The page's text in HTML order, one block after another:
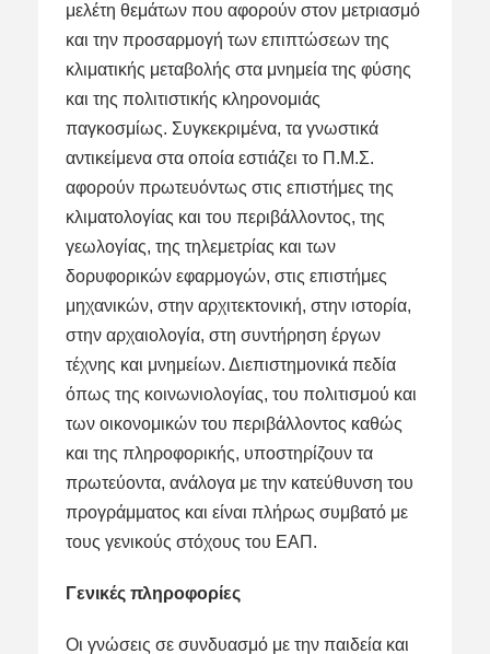
μελέτη θεμάτων που αφορούν στον μετριασμό
και την προσαρμογή των επιπτώσεων της
κλιματικής μεταβολής στα μνημεία της φύσης
και της πολιτιστικής κληρονομιάς
παγκοσμίως. Συγκεκριμένα, τα γνωστικά
αντικείμενα στα οποία εστιάζει το Π.Μ.Σ.
αφορούν πρωτευόντως στις επιστήμες της
κλιματολογίας και του περιβάλλοντος, της
γεωλογίας, της τηλεμετρίας και των
δορυφορικών εφαρμογών, στις επιστήμες
μηχανικών, στην αρχιτεκτονική, στην ιστορία,
στην αρχαιολογία, στη συντήρηση έργων
τέχνης και μνημείων. Διεπιστημονικά πεδία
όπως της κοινωνιολογίας, του πολιτισμού και
των οικονομικών του περιβάλλοντος καθώς
και της πληροφορικής, υποστηρίζουν τα
πρωτεύοντα, ανάλογα με την κατεύθυνση του
προγράμματος και είναι πλήρως συμβατό με
τους γενικούς στόχους του ΕΑΠ.
Γενικές πληροφορίες
Οι γνώσεις σε συνδυασμό με την παιδεία και